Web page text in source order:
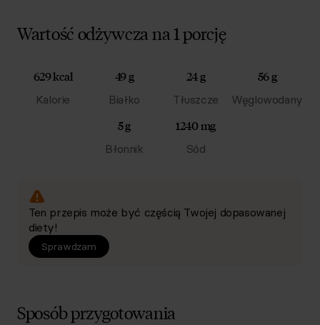
Wartość odżywcza na 1 porcję
629 kcal
Kalorie
49 g
Białko
24 g
Tłuszcze
56 g
Węglowodany
5 g
Błonnik
1240 mg
Sód
Ten przepis może być częścią Twojej dopasowanej
diety!
Sprawdzam
Sposób przygotowania